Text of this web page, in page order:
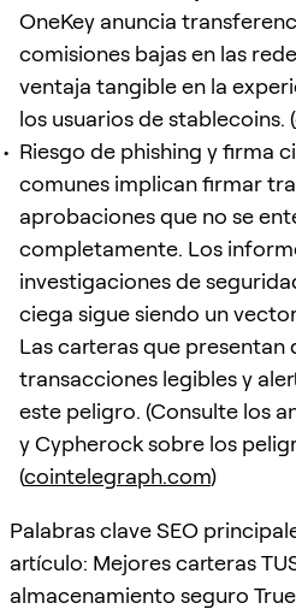
OneKey anuncia
comisiones bajas en las
ventaja tangible en la
los usuarios de stablecoins. (
Riesgo de phishing y firma
comunes implican firmar
aprobaciones que no se
completamente. Los
investigaciones de
ciega sigue siendo un
Las carteras que presentan
transacciones legibles y
este peligro. (Consulte los
y Cypherock sobre los
(cointelegraph.com)
Palabras clave SEO
artículo: Mejores carteras
almacenamiento seguro